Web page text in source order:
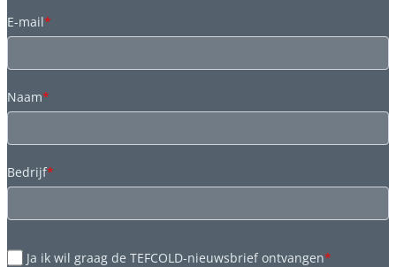
E-mail*
Naam*
Bedrijf*
Ja ik wil graag de TEFCOLD-nieuwsbrief ontvangen*